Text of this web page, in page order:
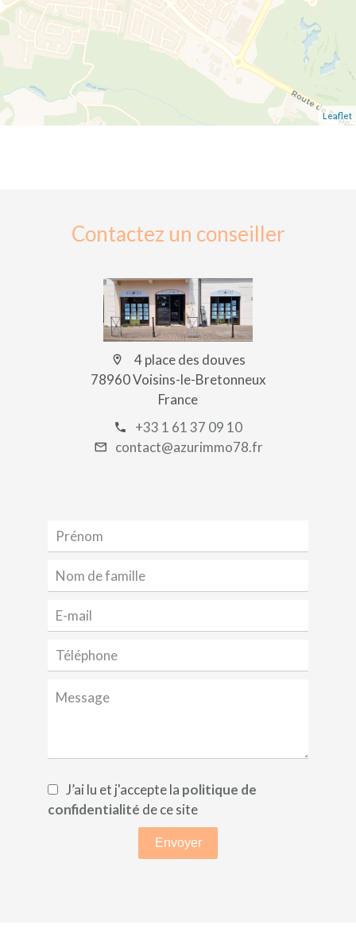
Leaflet
Contactez un conseiller
4 place des douves
78960 Voisins-le-Bretonneux
France
+33 1 61 37 09 10
contact@azurimmo78.fr
J’ai lu et j'accepte la politique de
confidentialité de ce site
Envoyer